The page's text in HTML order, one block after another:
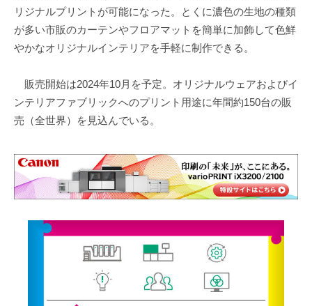
リジナルプリントが可能になった。とくに濃色の生地の種類
が多い市販のカーテンやフロアマットを簡単に加飾して色鮮
やかなオリジナルインテリアを手軽に制作できる。
販売開始は2024年10月を予定。オリジナルウェアおよびイ
ンテリアファブリックへのプリント用途に年間約150台の販
売（全世界）を見込んでいる。